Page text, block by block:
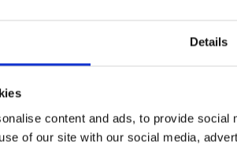
Details
content and ads, to provide
of our site with our social media,